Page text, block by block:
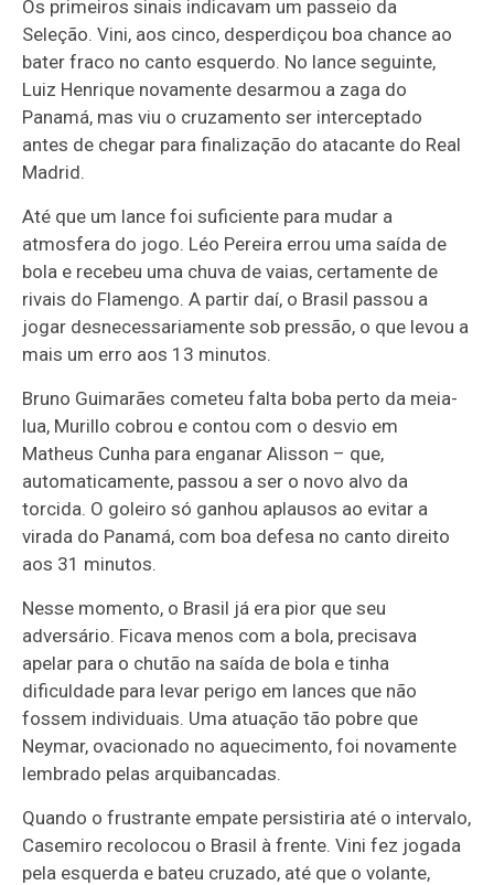
Os primeiros sinais indicavam um passeio da
Seleção. Vini, aos cinco, desperdiçou boa chance ao
bater fraco no canto esquerdo. No lance seguinte,
Luiz Henrique novamente desarmou a zaga do
Panamá, mas viu o cruzamento ser interceptado
antes de chegar para finalização do atacante do Real
Madrid.
Até que um lance foi suficiente para mudar a
atmosfera do jogo. Léo Pereira errou uma saída de
bola e recebeu uma chuva de vaias, certamente de
rivais do Flamengo. A partir daí, o Brasil passou a
jogar desnecessariamente sob pressão, o que levou a
mais um erro aos 13 minutos.
Bruno Guimarães cometeu falta boba perto da meia-
lua, Murillo cobrou e contou com o desvio em
Matheus Cunha para enganar Alisson – que,
automaticamente, passou a ser o novo alvo da
torcida. O goleiro só ganhou aplausos ao evitar a
virada do Panamá, com boa defesa no canto direito
aos 31 minutos.
Nesse momento, o Brasil já era pior que seu
adversário. Ficava menos com a bola, precisava
apelar para o chutão na saída de bola e tinha
dificuldade para levar perigo em lances que não
fossem individuais. Uma atuação tão pobre que
Neymar, ovacionado no aquecimento, foi novamente
lembrado pelas arquibancadas.
Quando o frustrante empate persistiria até o intervalo,
Casemiro recolocou o Brasil à frente. Vini fez jogada
pela esquerda e bateu cruzado, até que o volante,